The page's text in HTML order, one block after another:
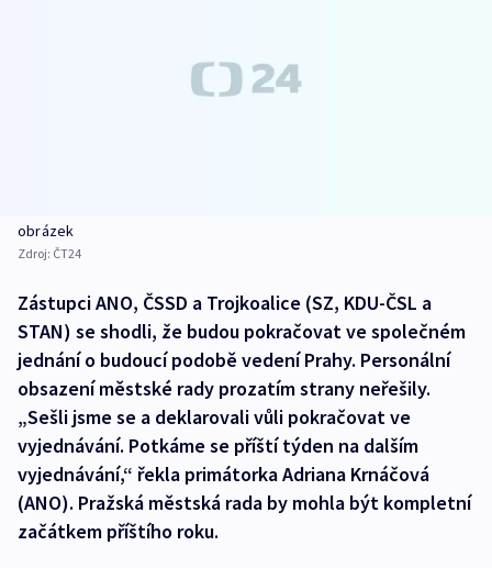
obrázek
Zdroj: ČT24
Zástupci ANO, ČSSD a Trojkoalice (SZ, KDU-ČSL a
STAN) se shodli, že budou pokračovat ve společném
jednání o budoucí podobě vedení Prahy. Personální
obsazení městské rady prozatím strany neřešily.
„Sešli jsme se a deklarovali vůli pokračovat ve
vyjednávání. Potkáme se příští týden na dalším
vyjednávání,“ řekla primátorka Adriana Krnáčová
(ANO). Pražská městská rada by mohla být kompletní
začátkem příštího roku.